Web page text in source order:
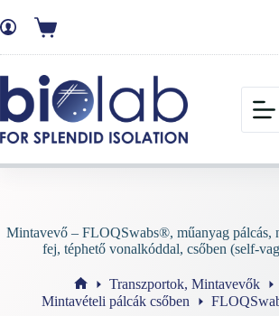
Mintavevő – FLOQSwabs®, műanyag pálcás,
fej, téphető vonalkóddal, csőben (self-
Transzportok, Mintavevők
Mintavételi pálcák csőben